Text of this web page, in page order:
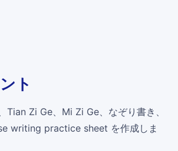
ト
Tian Zi Ge、Mi Zi Ge、なぞり書き、
writing practice sheet を作成しま